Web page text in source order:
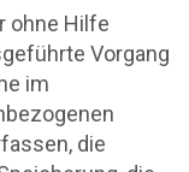
ohne Hilfe
Vorgang
im
die